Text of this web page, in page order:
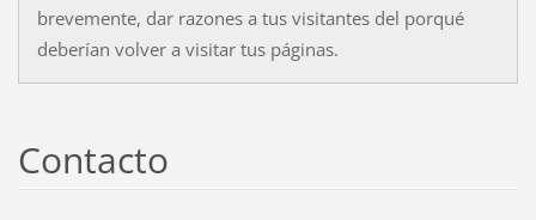
brevemente, dar razones a tus visitantes del porqué
deberían volver a visitar tus páginas.
Contacto